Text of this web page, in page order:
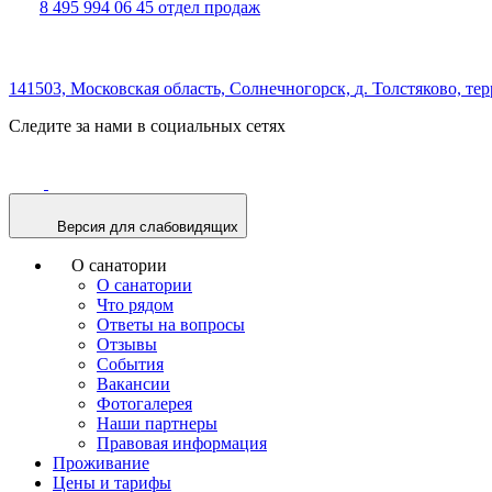
8 495 994 06 45 отдел продаж
141503, Московская область, Солнечногорск, д. Толстяково,
Следите за нами в социальных сетях
Версия для слабовидящих
О санатории
О санатории
Что рядом
Ответы на вопросы
Отзывы
События
Вакансии
Фотогалерея
Наши партнеры
Правовая информация
Проживание
Цены и тарифы